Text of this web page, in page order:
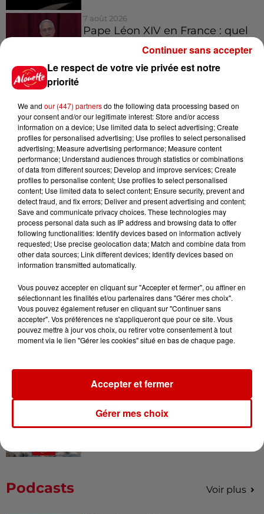
7 août 2026
Pape Léon XIV en France : quel
Jeux Voir plus
Gagnez vos places pour le
festival Marché Gourmand 2026
à Coulon !
Le Duel - Gagnez vos entrées
pour l'un des zoos de nos
régions !
Destination Vacances - Gagnez
votre séjour en famille au cœur
de la...
Destination Vacances : inscrivez-
vous !
Podcasts Voir plus
Le respect de votre vie privée est notre
priorité
We and our (447) partnersdo the following data processing based on
your consent and/or our legitimate interest: Store and/or access
information on a device; Use limited data to select advertising; Create
profiles for personalised advertising; Use profiles to select personalised
advertising; Measure advertising performance; Measure content
performance; Understand audiences through statistics or combinations
of data from different sources; Develop and improve services; Create
profiles to personalise content; Use profiles to select personalised
content; Use limited data to select content; Ensure security, prevent and
detect fraud, and fix errors; Deliver and present advertising and content;
Save and communicate privacy choices. These technologies may
process personal data such as IP address and browsing data to offer
following functionalities: Identify devices based on information actively
requested; Use precise geolocation data; Match and combine data from
other data sources; Link different devices; Identify devices based on
information transmitted automatically.
Vous pouvez accepter en cliquant sur "Accepter et fermer", ou affiner en
sélectionnant les finalités et/ou partenaires dans "Gérer mes choix".
Vous pouvez également refuser en cliquant sur "Continuer sans
accepter". Vos préférences ne s'appliqueront que pour ce site. Vous
pouvez mettre à jour vos choix, ou retirer votre consentement à tout
moment via le lien "Gérer les cookies" situé en bas de chaque page.
Gérer mes choix
Accepter et fermer
Continuer sans accepter